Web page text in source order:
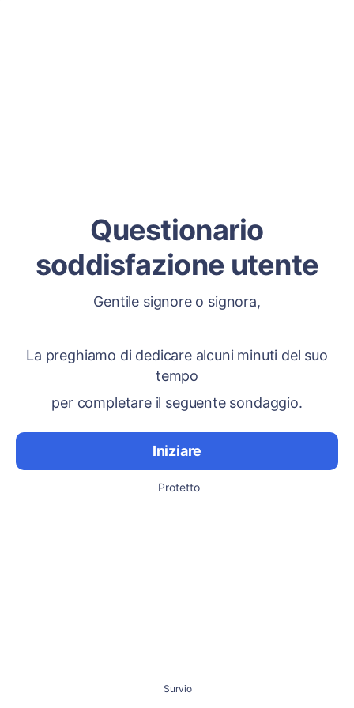
Questionario
soddisfazione utente
Gentile signore o signora,
La preghiamo di dedicare alcuni minuti del suo
tempo
per completare il seguente sondaggio.
Iniziare
Protetto
Survio